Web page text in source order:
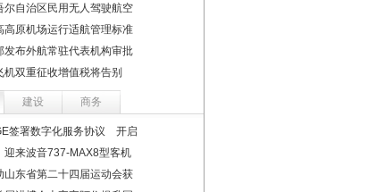
尔自治区民用无人驾驶航空
高原机场运行适航管理标准
发布外航常驻代表机构审批
机双重征收增值税将告别
建设 商务
签署数字化服务协议 开启
迎来波音737-MAX8型客机
山东省第二十四届运动会获